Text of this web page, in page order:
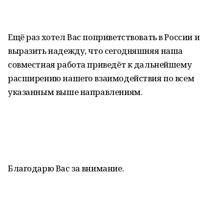
Ещё раз хотел Вас поприветствовать в России и
выразить надежду, что сегодняшняя наша
совместная работа приведёт к дальнейшему
расширению нашего взаимодействия по всем
указанным выше направлениям.
Благодарю Вас за внимание.